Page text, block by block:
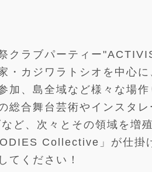
クラブパーティー
・カジワラトシオを中心
加、島全域など様々な場
総合舞台芸術やインスタ
ど、次々とその領域を増
Collective」が仕掛
てください！